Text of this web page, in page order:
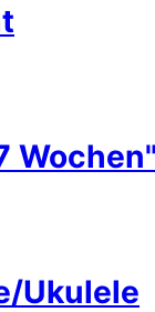
Ukulele